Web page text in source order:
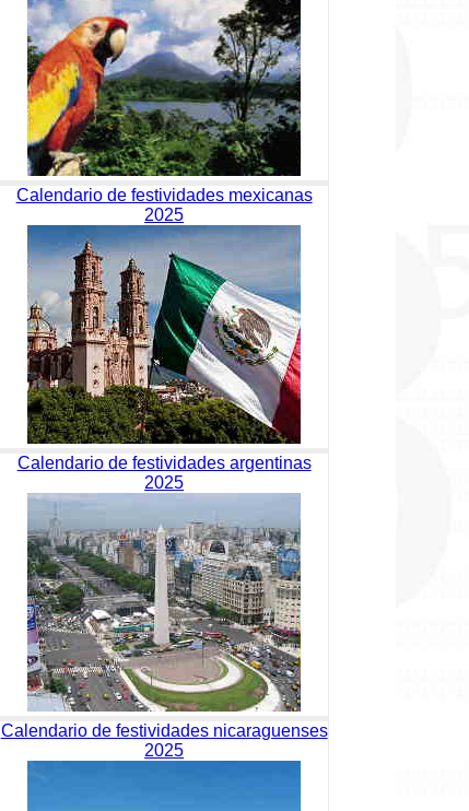
Calendario de festividades mexicanas
2025
Calendario de festividades argentinas
2025
Calendario de festividades nicaraguenses
2025